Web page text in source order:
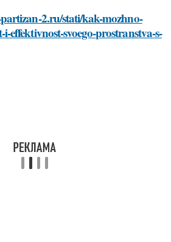
2.ru/stati/kak-mozhno-
effektivnost-svoego-prostranstva-s-